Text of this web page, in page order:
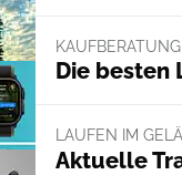
Die besten
LAUFEN IM
Aktuelle